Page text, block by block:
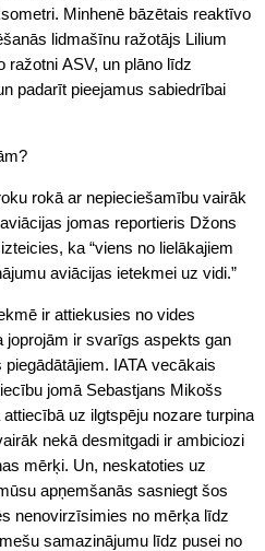
Minhenē bāzētais reaktīvo
lidmašīnu ražotājs Lilium
ražotni ASV, un plāno līdz
padarīt pieejamus sabiedrībai
rokā ar nepieciešamību vairāk
jomas reportieris Džons
ka “viens no lielākajiem
aviācijas ietekmei uz vidi.”
ir attiekusies no vides
joprojām ir svarīgs aspekts gan
IATA vecākais
jomā Sebastjans Mikošs
uz ilgtspēju nozare turpina
nekā desmitgadi ir ambiciozi
mērķi. Un, neskatoties uz
apņemšanās sasniegt šos
nenovirzīsimies no mērķa līdz
samazinājumu līdz pusei no